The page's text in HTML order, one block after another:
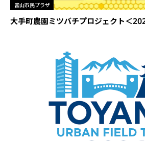
富山市民プラザ
大手町農園ミツバチプロジェクト＜